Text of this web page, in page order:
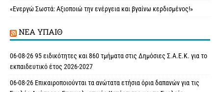
«Ενεργώ Σωστά: Αξιοποιώ την ενέργεια και βγαίνω κερδισμένος!»
ΝΈΑ ΥΠAΙΘ
06-08-26 95 ειδικότητες και 860 τμήματα στις Δημόσιες Σ.Α.Ε.Κ. για το
εκπαιδευτικό έτος 2026-2027
06-08-26 Επικαιροποιούνται τα ανώτατα ετήσια όρια δαπανών για τις